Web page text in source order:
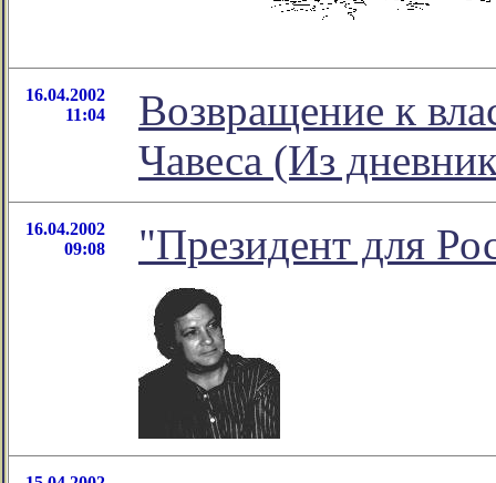
16.04.2002
11:04
Возвращение к
Чавеса (Из
16.04.2002
09:08
"Президент для